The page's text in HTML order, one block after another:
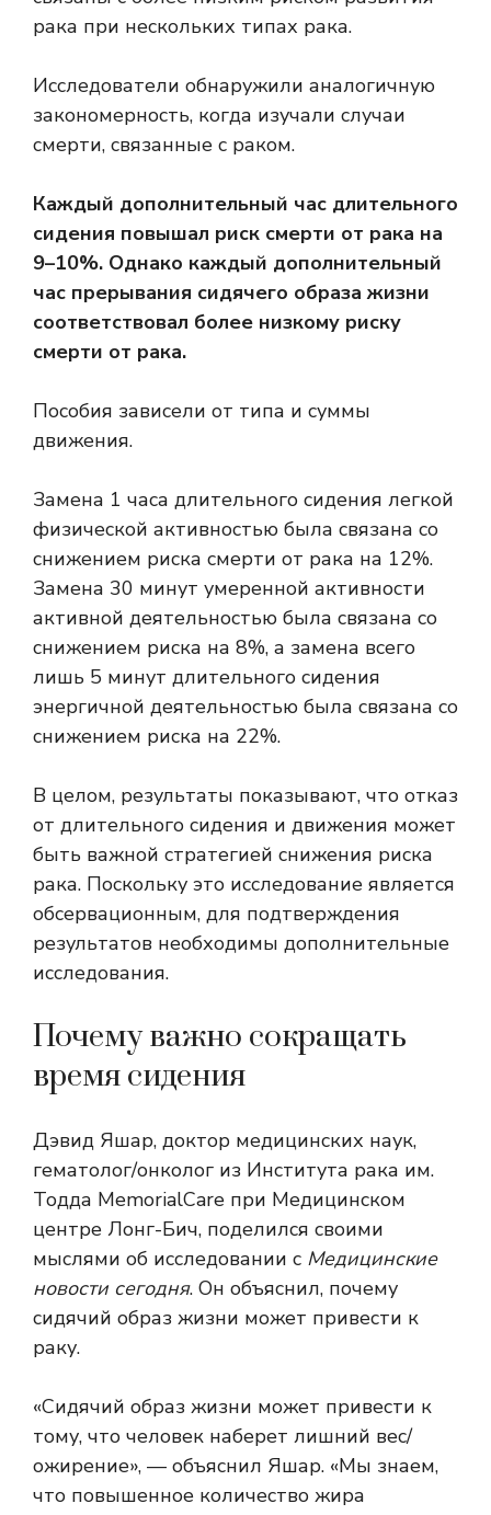
рака при нескольких типах рака.
Исследователи обнаружили аналогичную
закономерность, когда изучали случаи
смерти, связанные с раком.
Каждый дополнительный час длительного
сидения повышал риск смерти от рака на
9–10%. Однако каждый дополнительный
час прерывания сидячего образа жизни
соответствовал более низкому риску
смерти от рака.
Пособия зависели от типа и суммы
движения.
Замена 1 часа длительного сидения легкой
физической активностью была связана со
снижением риска смерти от рака на 12%.
Замена 30 минут умеренной активности
активной деятельностью была связана со
снижением риска на 8%, а замена всего
лишь 5 минут длительного сидения
энергичной деятельностью была связана со
снижением риска на 22%.
В целом, результаты показывают, что отказ
от длительного сидения и движения может
быть важной стратегией снижения риска
рака. Поскольку это исследование является
обсервационным, для подтверждения
результатов необходимы дополнительные
исследования.
Почему важно сокращать
время сидения
Дэвид Яшар, доктор медицинских наук,
гематолог/онколог из Института рака им.
Тодда MemorialCare при Медицинском
центре Лонг-Бич, поделился своими
мыслями об исследовании с Медицинские
новости сегодня. Он объяснил, почему
сидячий образ жизни может привести к
раку.
«Сидячий образ жизни может привести к
тому, что человек наберет лишний вес/
ожирение», — объяснил Яшар. «Мы знаем,
что повышенное количество жира